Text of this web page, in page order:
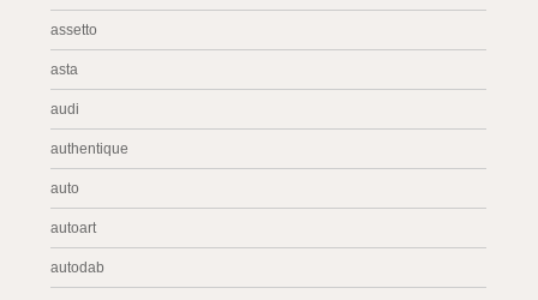
assetto
asta
audi
authentique
auto
autoart
autodab